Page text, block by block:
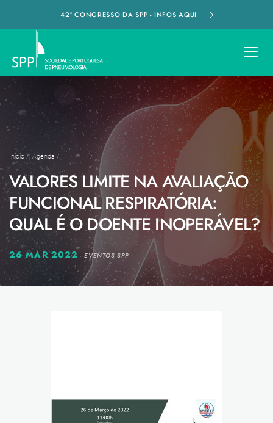
42º CONGRESSO DA SPP - INFOS AQUI
Início / Agenda /
VALORES LIMITE NA AVALIAÇÃO
FUNCIONAL RESPIRATÓRIA:
QUAL É O DOENTE INOPERÁVEL?
26 MAR 2022 EVENTOS SPP